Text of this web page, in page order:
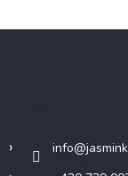
info@